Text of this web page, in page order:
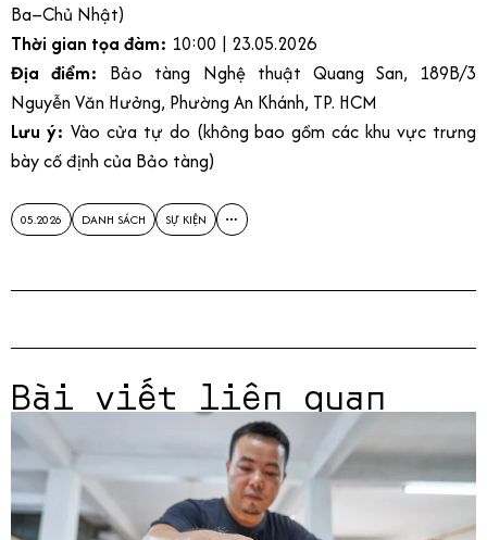
Ba–Chủ Nhật)
Thời gian tọa đàm: 10:00 | 23.05.2026
Địa điểm: Bảo tàng Nghệ thuật Quang San, 189B/3
Nguyễn Văn Hưởng, Phường An Khánh, TP. HCM
Lưu ý: Vào cửa tự do (không bao gồm các khu vực trưng
bày cố định của Bảo tàng)
05.2026 DANH SÁCH SỰ KIỆN
Bài viết liên quan